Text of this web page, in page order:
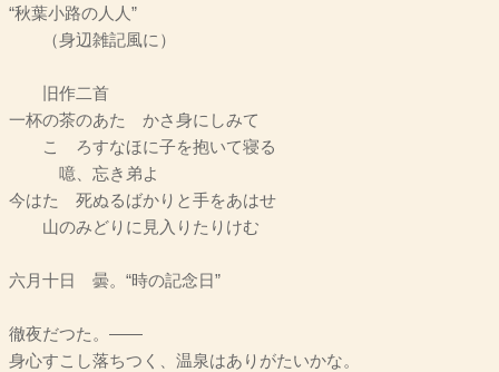
“秋葉小路の人人”
（身辺雑記風に）
旧作二首
一杯の茶のあたゝかさ身にしみて
こゝろすなほに子を抱いて寝る
噫、忘き弟よ
今はたゞ死ぬるばかりと手をあはせ
山のみどりに見入りたりけむ
六月十日 曇。“時の記念日”
徹夜だつた。――
身心すこし落ちつく、温泉はありがたいかな。